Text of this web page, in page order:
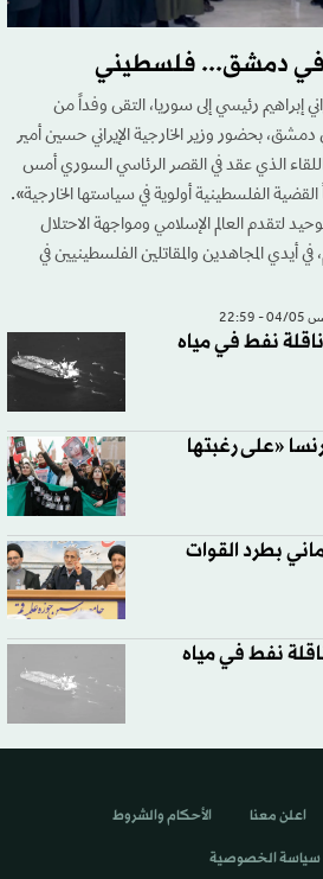
في دمشق... فلسطيني
إبراهيم رئيسي إلى سوريا، التقى وفداً من
دمشق، بحضور وزير الخارجية الإيراني حسين أمير
الذي عقد في القصر الرئاسي السوري أمس
الفلسطينية أولوية في سياستها الخارجية».
لتقدم العالم الإسلامي ومواجهة الاحتلال
في أيدي المجاهدين والمقاتلين الفلسطينيين في
- 22:59
نفط في مياه
«على رغبتها
بطرد القوات
نفط في مياه
اعلن معنا الأحكام والشروط
سياسة الخصوصية